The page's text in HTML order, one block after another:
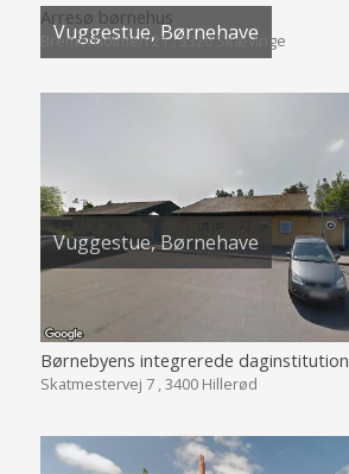
Vuggestue, Børnehave
Arresø børnehus
Bremerholmen 21 , 3320 Skævinge
Vuggestue, Børnehave
Børnebyens integrerede daginstitution
Skatmestervej 7 , 3400 Hillerød